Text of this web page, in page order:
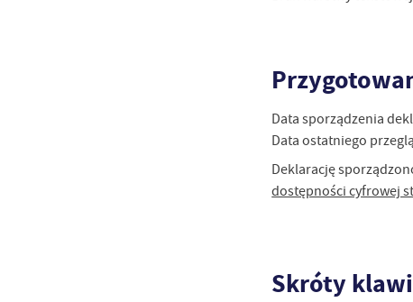
Data sporządzenia
Data ostatniego
Deklarację
dostępności cyfrowej
Skróty